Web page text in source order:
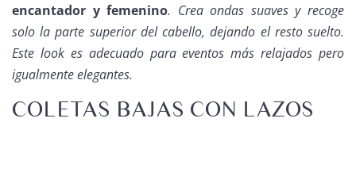
encantador y femenino. Crea ondas suaves y recoge
solo la parte superior del cabello, dejando el resto suelto.
Este look es adecuado para eventos más relajados pero
igualmente elegantes.
COLETAS BAJAS CON LAZOS